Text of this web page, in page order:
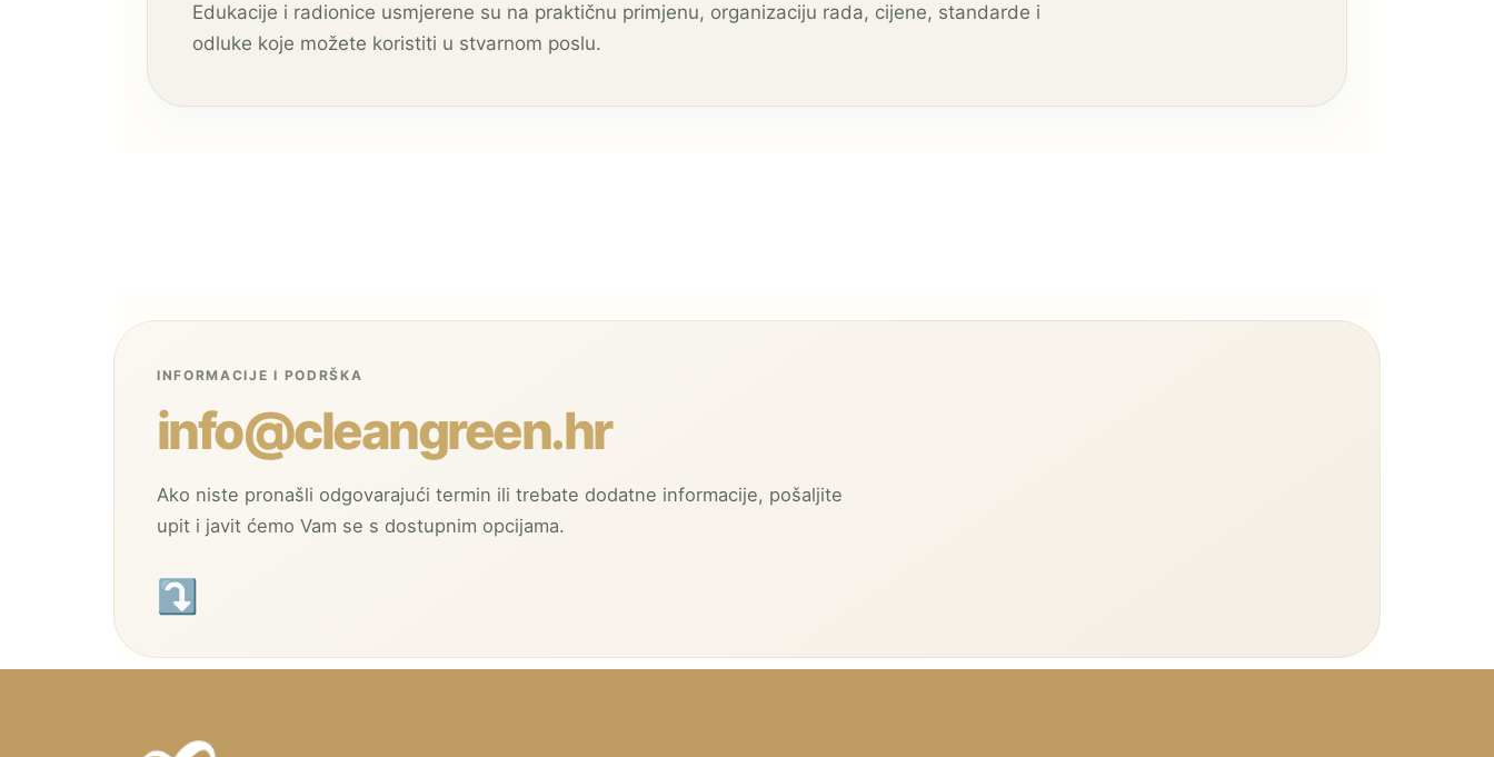
Edukacije i radionice usmjerene su na praktičnu primjenu, organizaciju rada, cijene, standarde i
odluke koje možete koristiti u stvarnom poslu.
INFORMACIJE I PODRŠKA
info@cleangreen.hr
Ako niste pronašli odgovarajući termin ili trebate dodatne informacije, pošaljite
upit i javit ćemo Vam se s dostupnim opcijama.
⤵︎